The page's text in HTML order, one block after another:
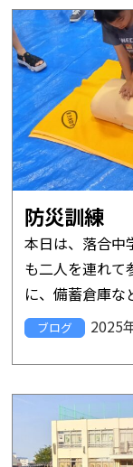
防災訓練
本日は、落合中
も二人を連れて
に、備蓄倉庫な
署や消防団の方
など、様々な場
ブログ 2025